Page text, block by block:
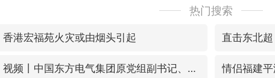
热门搜索
香港宏福苑火灾或由烟头引起 直击东北
视频丨中国东方电气集团原党组副书记、董事宋致远被查 情侣福建